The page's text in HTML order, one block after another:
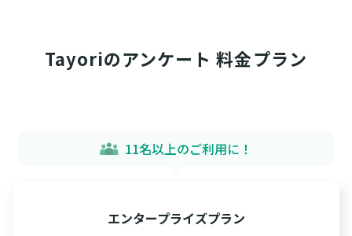
Tayoriのアンケート 料金プラン
11名以上のご利用に！
エンタープライズプラン